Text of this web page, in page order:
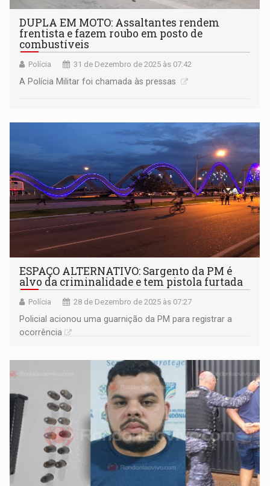
DUPLA EM MOTO: Assaltantes rendem
frentista e fazem roubo em posto de
combustíveis
Polícia 31 de Dezembro de 2025 às 07:42
A Polícia Militar foi chamada às pressas
ESPAÇO ALTERNATIVO: Sargento da PM é
alvo da criminalidade e tem pistola furtada
Polícia 28 de Dezembro de 2025 às 07:27
Policial acionou uma guarnição da PM para registrar a
ocorrência